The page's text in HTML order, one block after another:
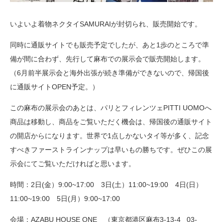
いよいよ着物ネクタイSAMURAIが封切られ、販売開始です。
同時に通販サイトでも販売予定でしたが、あと1歩のところで準
備が間に合わず、先行して麻布での展示会で販売開始します。
（6月前半展示会と海外出張が続き準備ができないので、帰国後
に通販サイトOPEN予定。）
この麻布の展示会のあとは、パリとフィレンツェPITTI UOMOへ
商品は移動し、商品をご覧いただく機会は、帰国後の通販サイト
の開店からになります。世界で1点しかないタイ等が多く、記念
すべきファーストラインナップは早いもの勝ちです。ぜひこの展
示会にてご覧いただければと思います。
時間：2日(金）9:00~17:00 3日(土）11:00~19:00 4日(日）
11:00~19:00 5日(月）9:00~17:00
会場：AZABU HOUSE ONE （東京都港区麻布3-13-4 03-